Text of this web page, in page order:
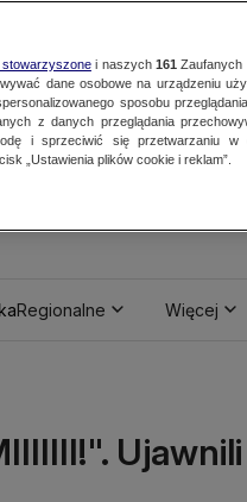
Regionalne Więcej
stowarzyszonei naszych 161 Zaufanych
dane osobowe na urządzeniu
sposobu
z danych przeglądania
i sprzeciwić się przetwarzaniu w
„Ustawienia plików cookie i reklam”.